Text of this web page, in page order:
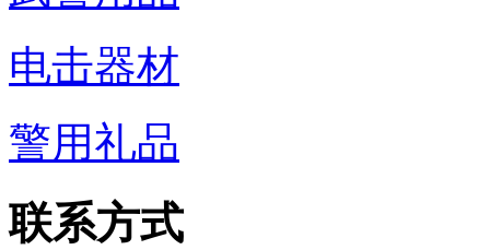
电击器材
警用礼品
联系方式